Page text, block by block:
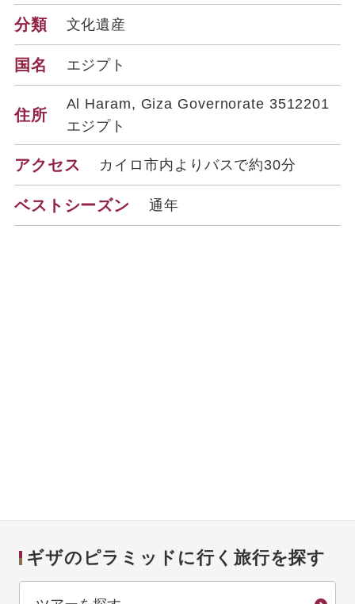
分類 文化遺産
国名 エジプト
住所
Al Haram, Giza Governorate 3512201
エジプト
アクセス カイロ市内よりバスで約30分
ベストシーズン 通年
ギザのピラミッドに行く旅行を探す